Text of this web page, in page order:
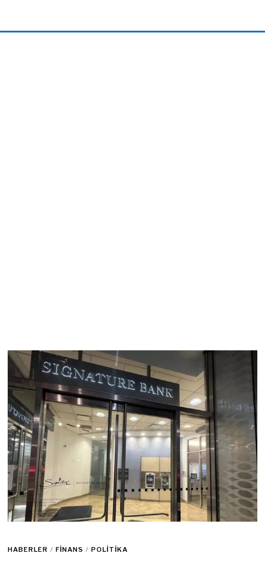
HABERLER / FINANS / POLITIKA